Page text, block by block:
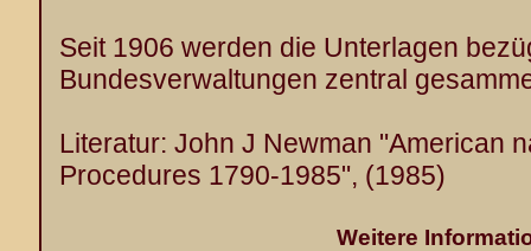
Seit 1906 werden die Unterlagen
Bundesverwaltungen zentral
Literatur: John J Newman "American
Procedures 1790-1985", (1985)
Weitere